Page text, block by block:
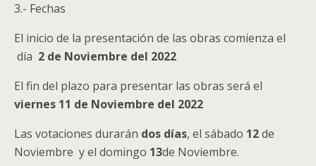
3.- Fechas
El inicio de la presentación de las obras comienza el
día 2 de Noviembre del 2022
El fin del plazo para presentar las obras será el
viernes 11 de Noviembre del 2022
Las votaciones durarán dos días, el sábado 12de
Noviembre y el domingo 13de Noviembre.